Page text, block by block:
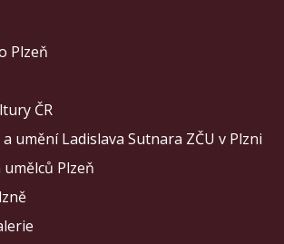
Plzeň
ČR
umění Ladislava Sutnara ZČU v Plzni
Plzeň